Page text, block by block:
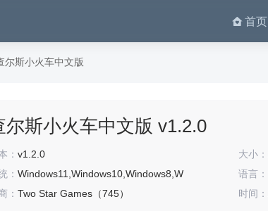
首页
尔斯小火车中文版
尔斯小火车中文版 v1.2.0
： v1.2.0 大小：
： Windows11,Windows10,Windows8,W 语言：
： Two Star Games（745） 时间：